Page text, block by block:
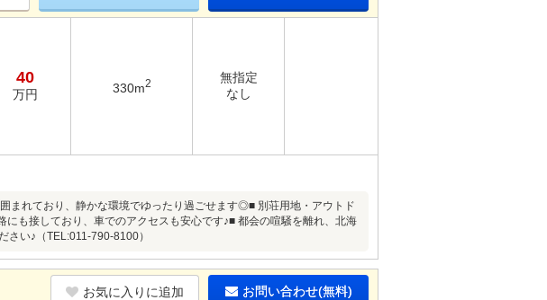
40
万円 330m2
無指定
なし
まれており、静かな環境でゆったり過ごせます◎■ 別荘用地・アウトド
も接しており、車でのアクセスも安心です♪■ 都会の喧騒を離れ、北海
い♪（TEL:011-790-8100）
お気に入りに追加 お問い合わせ(無料)